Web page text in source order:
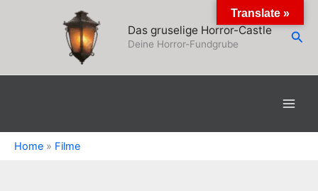
Das gruselige Horror-Castle
Deine Horror-Fundgrube
Home » Filme
Translate »